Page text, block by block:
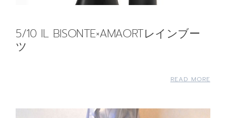
5/10 IL BISONTE×AMAORTレインブー
ツ
READ MORE